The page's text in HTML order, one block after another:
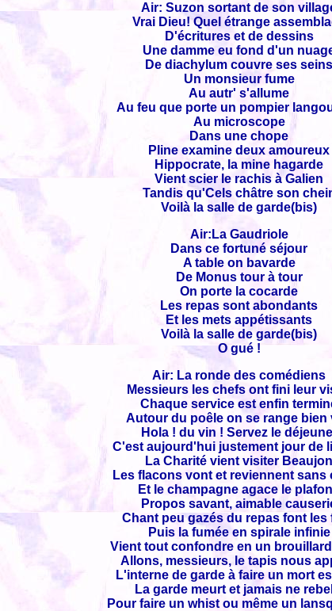
Air: Suzon sortant de son
Vrai Dieu! Quel étrange
D'écritures et de dessins
Une damme eu fond d'un
De diachylum couvre ses seins
Un monsieur fume
Au autr' s'allume
Au feu que porte un pompier
Au microscope
Dans une chope
Pline examine deux amoureux
Hippocrate, la mine hagarde
Vient scier le rachis à Galien
Tandis qu'Cels châtre son
Voilà la salle de garde(bis)
Air:La Gaudriole
Dans ce fortuné séjour
A table on bavarde
De Monus tour à tour
On porte la cocarde
Les repas sont abondants
Et les mets appétissants
Voilà la salle de garde(bis)
O gué !
Air: La ronde des comédiens
Messieurs les chefs ont fini leur
Chaque service est enfin
Autour du poêle on se range bien
Hola ! du vin ! Servez le
C'est aujourd'hui justement jour de
La Charité vient visiter Beaujon
Les flacons vont et reviennent sans
Et le champagne agace le
Propos savant, aimable
Chant peu gazés du repas font les
Puis la fumée en spirale infinie
Vient tout confondre en un
Allons, messieurs, le tapis nous
L'interne de garde à faire un mort
La garde meurt et jamais ne
Pour faire un whist ou même un